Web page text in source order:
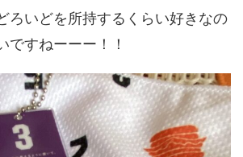
ろいどを所持するくらい好きなの
ですねーーー！！